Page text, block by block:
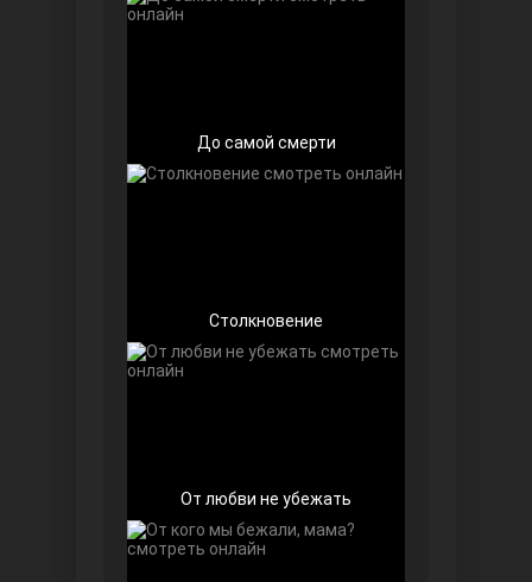
Беззащитные
Игра судьбы
До самой смерти
Столкновение
От любви не убежать